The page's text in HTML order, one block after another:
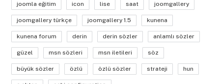
joomla eğitim icon lise saat joomgallery
joomgallery türkçe joomgallery 1.5 kunena
kunena forum derin derin sözler anlamlı sözler
güzel msn sözleri msn iletileri söz
büyük sözler özlü özlü sözler strateji hun